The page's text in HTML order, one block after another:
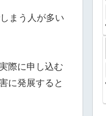
まう人が多い
際に申し込む
に発展すると